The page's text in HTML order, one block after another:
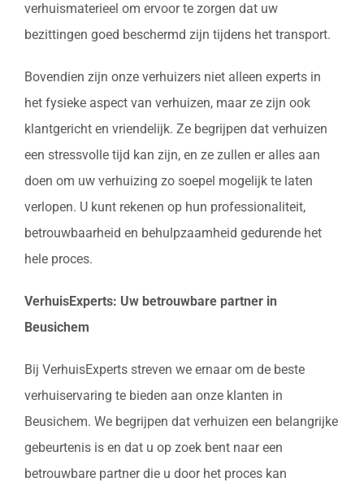
verhuismaterieel om ervoor te zorgen dat uw
bezittingen goed beschermd zijn tijdens het transport.
Bovendien zijn onze verhuizers niet alleen experts in
het fysieke aspect van verhuizen, maar ze zijn ook
klantgericht en vriendelijk. Ze begrijpen dat verhuizen
een stressvolle tijd kan zijn, en ze zullen er alles aan
doen om uw verhuizing zo soepel mogelijk te laten
verlopen. U kunt rekenen op hun professionaliteit,
betrouwbaarheid en behulpzaamheid gedurende het
hele proces.
VerhuisExperts: Uw betrouwbare partner in
Beusichem
Bij VerhuisExperts streven we ernaar om de beste
verhuiservaring te bieden aan onze klanten in
Beusichem. We begrijpen dat verhuizen een belangrijke
gebeurtenis is en dat u op zoek bent naar een
betrouwbare partner die u door het proces kan